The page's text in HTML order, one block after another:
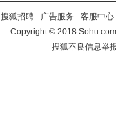
搜狐招聘 - 广告服务 - 客服中心
Copyright©2018
搜狐不良信息举